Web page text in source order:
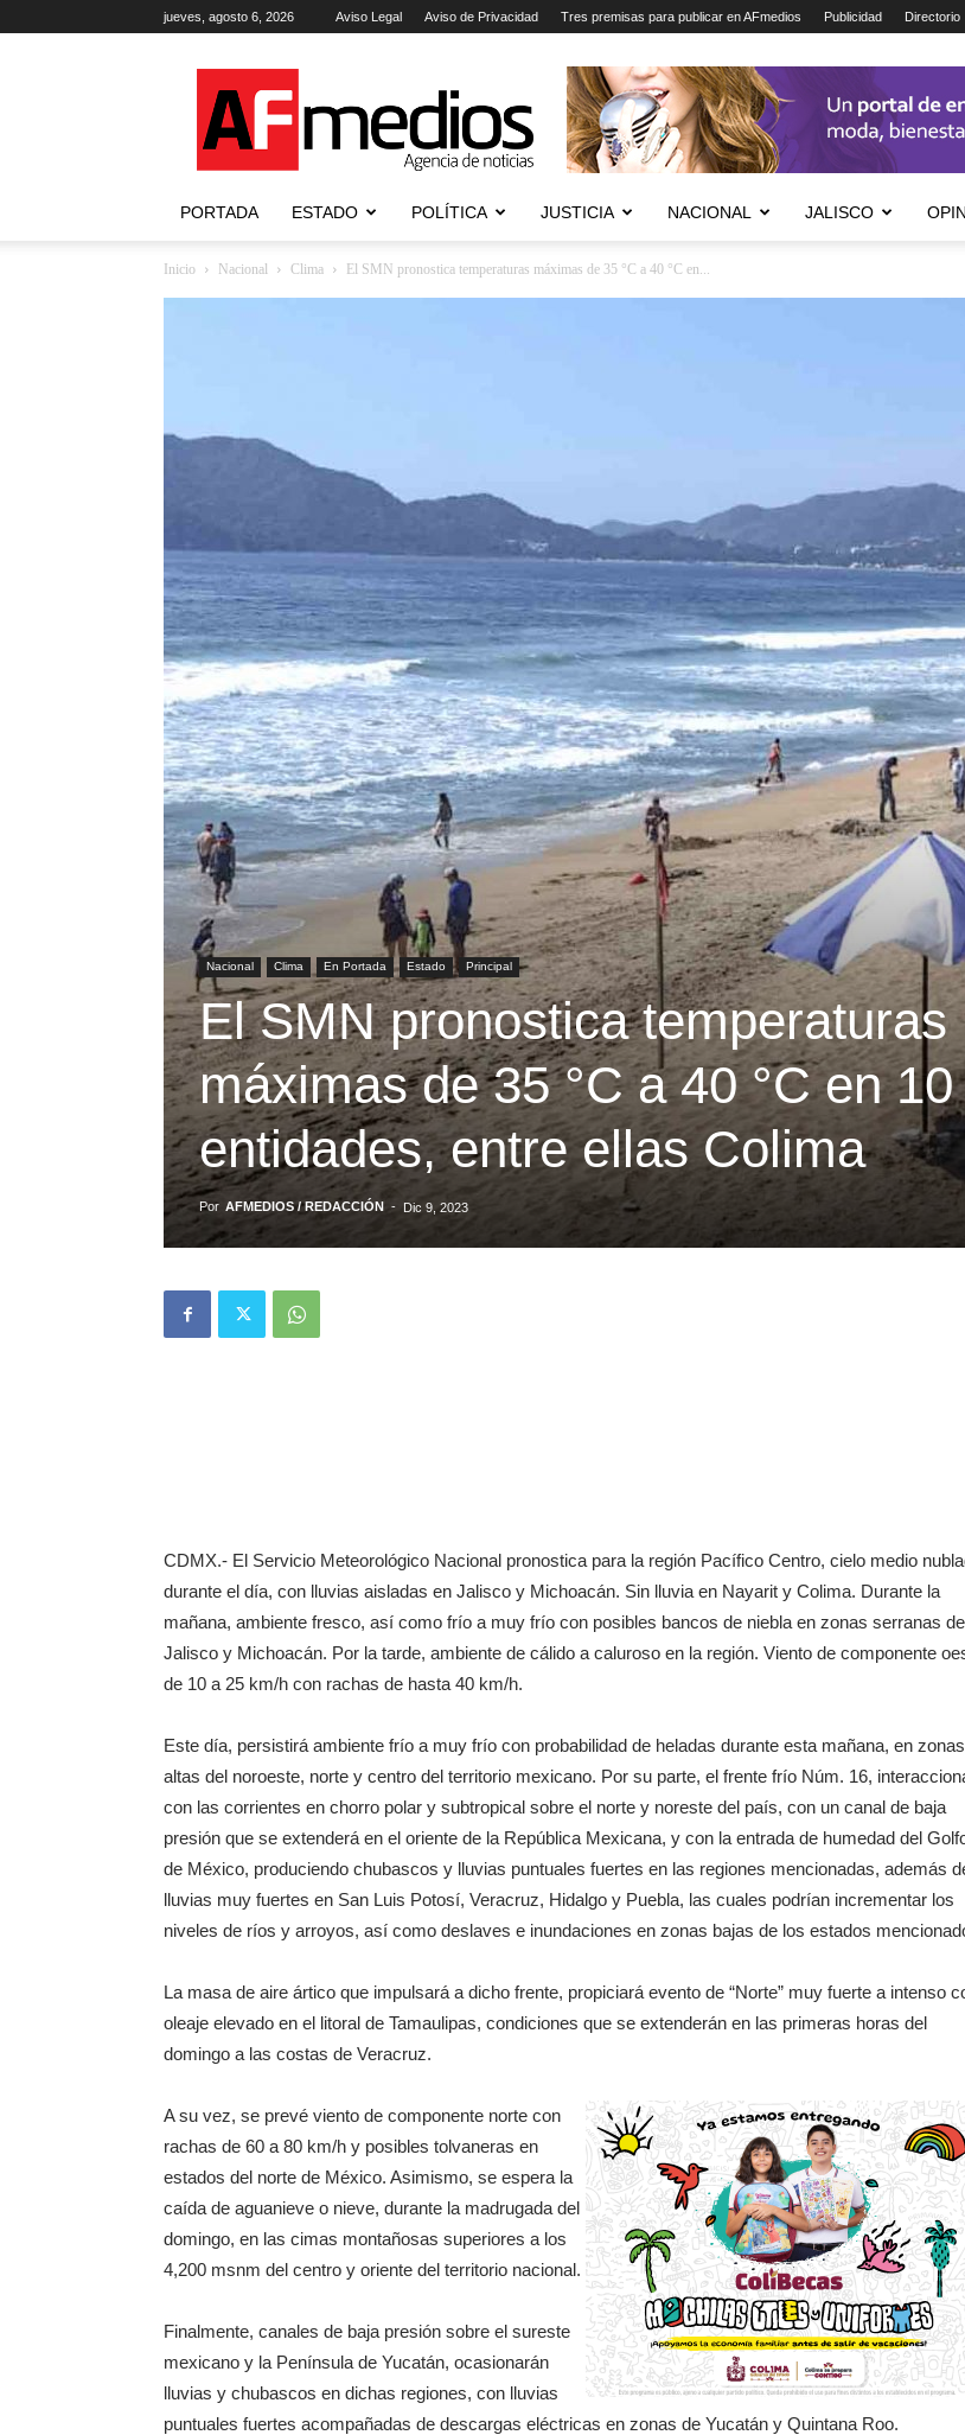
jueves, agosto 6, 2026 Aviso Legal Aviso de Privacidad Tres premisas para publicar en AFmedios Publicidad Directorio
Agencia
de
Noticias
PORTADA ESTADO POLÍTICA JUSTICIA NACIONAL JALISCO
Inicio Nacional Clima El SMN pronostica temperaturas máximas de 35 °C a 40 °C en...
Nacional Clima En Portada Estado Principal
El SMN pronostica temperaturas
máximas de 35 °C a 40 °C en 10
entidades, entre ellas Colima
Por AFMEDIOS / REDACCIÓN - Dic 9, 2023
CDMX.- El Servicio Meteorológico Nacional pronostica para la región Pacífico Centro, cielo medio
durante el día, con lluvias aisladas en Jalisco y Michoacán. Sin lluvia en Nayarit y Colima. Durante la
mañana, ambiente fresco, así como frío a muy frío con posibles bancos de niebla en zonas serranas de
Jalisco y Michoacán. Por la tarde, ambiente de cálido a caluroso en la región. Viento de componente
de 10 a 25 km/h con rachas de hasta 40 km/h.
Este día, persistirá ambiente frío a muy frío con probabilidad de heladas durante esta mañana, en zonas
altas del noroeste, norte y centro del territorio mexicano. Por su parte, el frente frío Núm. 16,
con las corrientes en chorro polar y subtropical sobre el norte y noreste del país, con un canal de baja
presión que se extenderá en el oriente de la República Mexicana, y con la entrada de humedad del
de México, produciendo chubascos y lluvias puntuales fuertes en las regiones mencionadas, además
lluvias muy fuertes en San Luis Potosí, Veracruz, Hidalgo y Puebla, las cuales podrían incrementar los
niveles de ríos y arroyos, así como deslaves e inundaciones en zonas bajas de los estados
La masa de aire ártico que impulsará a dicho frente, propiciará evento de “Norte” muy fuerte a intenso
oleaje elevado en el litoral de Tamaulipas, condiciones que se extenderán en las primeras horas del
domingo a las costas de Veracruz.
A su vez, se prevé viento de componente norte con
rachas de 60 a 80 km/h y posibles tolvaneras en
estados del norte de México. Asimismo, se espera la
caída de aguanieve o nieve, durante la madrugada del
domingo, en las cimas montañosas superiores a los
4,200 msnm del centro y oriente del territorio nacional.
Finalmente, canales de baja presión sobre el sureste
mexicano y la Península de Yucatán, ocasionarán
lluvias y chubascos en dichas regiones, con lluvias
puntuales fuertes acompañadas de descargas eléctricas en zonas de Yucatán y Quintana Roo.